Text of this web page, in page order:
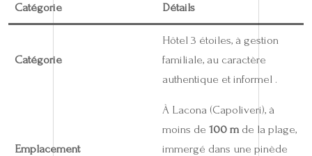
Catégorie Détails
Catégorie
Hôtel 3 étoiles, à gestion
familiale, au caractère
authentique et informel .
Emplacement
À Lacona (Capoliveri), à
moins de 100 mde la plage,
immergé dans une pinède